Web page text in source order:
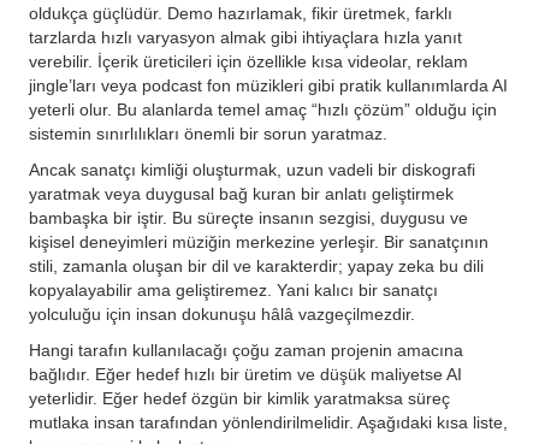
oldukça güçlüdür. Demo hazırlamak, fikir üretmek, farklı
tarzlarda hızlı varyasyon almak gibi ihtiyaçlara hızla yanıt
verebilir. İçerik üreticileri için özellikle kısa videolar, reklam
jingle’ları veya podcast fon müzikleri gibi pratik kullanımlarda AI
yeterli olur. Bu alanlarda temel amaç “hızlı çözüm” olduğu için
sistemin sınırlılıkları önemli bir sorun yaratmaz.
Ancak sanatçı kimliği oluşturmak, uzun vadeli bir diskografi
yaratmak veya duygusal bağ kuran bir anlatı geliştirmek
bambaşka bir iştir. Bu süreçte insanın sezgisi, duygusu ve
kişisel deneyimleri müziğin merkezine yerleşir. Bir sanatçının
stili, zamanla oluşan bir dil ve karakterdir; yapay zeka bu dili
kopyalayabilir ama geliştiremez. Yani kalıcı bir sanatçı
yolculuğu için insan dokunuşu hâlâ vazgeçilmezdir.
Hangi tarafın kullanılacağı çoğu zaman projenin amacına
bağlıdır. Eğer hedef hızlı bir üretim ve düşük maliyetse AI
yeterlidir. Eğer hedef özgün bir kimlik yaratmaksa süreç
mutlaka insan tarafından yönlendirilmelidir. Aşağıdaki kısa liste,